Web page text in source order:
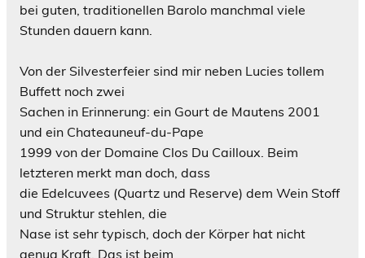
bei guten, traditionellen Barolo manchmal viele
Stunden dauern kann.
Von der Silvesterfeier sind mir neben Lucies tollem
Buffett noch zwei
Sachen in Erinnerung: ein Gourt de Mautens 2001
und ein Chateauneuf-du-Pape
1999 von der Domaine Clos Du Cailloux. Beim
letzteren merkt man doch, dass
die Edelcuvees (Quartz und Reserve) dem Wein Stoff
und Struktur stehlen, die
Nase ist sehr typisch, doch der Körper hat nicht
genug Kraft. Das ist beim